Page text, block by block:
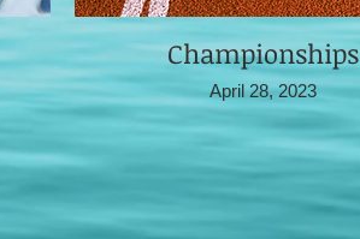
Championships
April 28, 2023